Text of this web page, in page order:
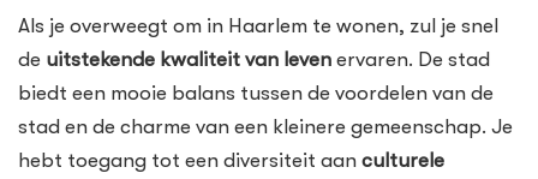
Als je overweegt om in Haarlem te wonen, zul je snel
de uitstekende kwaliteit van leven ervaren. De stad
biedt een mooie balans tussen de voordelen van de
stad en de charme van een kleinere gemeenschap. Je
hebt toegang tot een diversiteit aan culturele